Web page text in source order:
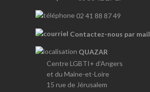
02 41 88 87 49
Contactez-nous par mail
QUAZAR
Centre LGBTI+ d’Angers
et du Maine-et-Loire
15 rue de Jérusalem